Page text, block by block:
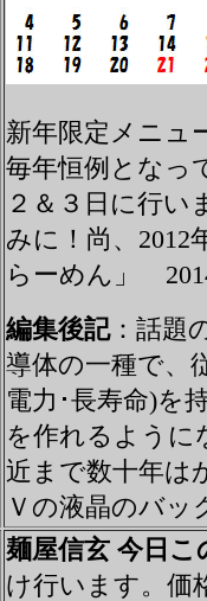
新年限定メニュ
毎年恒例となっ
２＆３日に行い
みに！尚、
らーめん」
編集後記： 話題
導体の一種で、
電力･長寿命)を
を作れるように
近まで数十年は
Ｖの液晶のバ
麺屋信玄 今日
け行います。価